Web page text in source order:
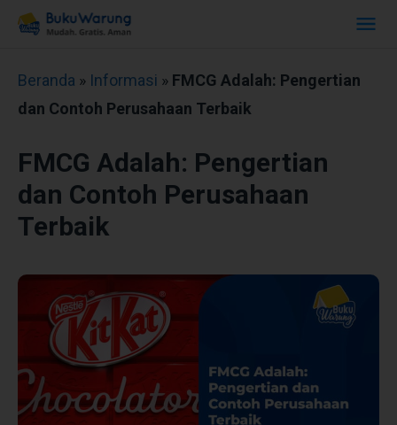
Beranda » Informasi » FMCG Adalah: Pengertian
dan Contoh Perusahaan Terbaik
FMCG Adalah: Pengertian
dan Contoh Perusahaan
Terbaik